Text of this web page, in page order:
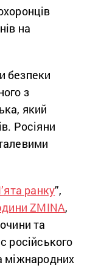
на
безпеки
з
який
Росіяни
ранку”,
ZMINA,
та
російського
міжнародних